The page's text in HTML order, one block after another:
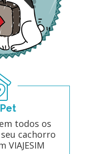
todos os
cachorro
VIAJESIM